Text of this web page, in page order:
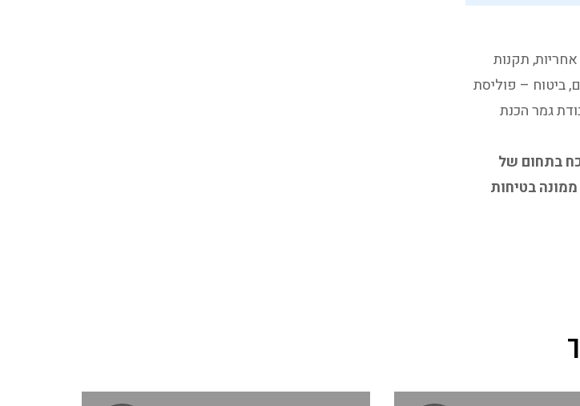
תקנות
532, מערוכת מים, תקנים, ביטוח – פוליסת
גמר הכנת
בתחום של
קבלה. ממונה בטיחות